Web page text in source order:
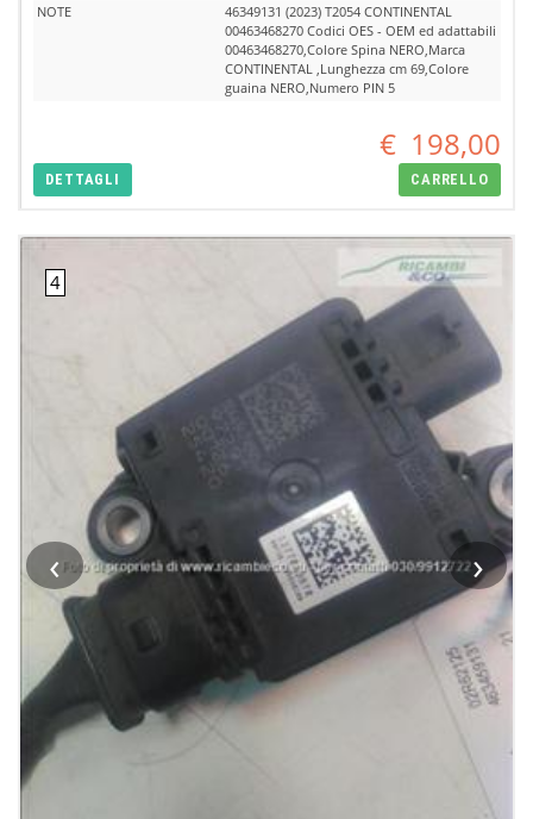
NOTE
46349131 (2023) T2054 CONTINENTAL
00463468270 Codici OES - OEM ed adattabili
00463468270,Colore Spina NERO,Marca
CONTINENTAL ,Lunghezza cm 69,Colore
guaina NERO,Numero PIN 5
€ 198,00
DETTAGLI CARRELLO
‹ ›